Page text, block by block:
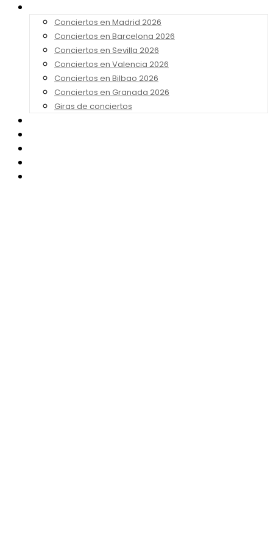
Conciertos en Madrid 2026
Conciertos en Barcelona 2026
Conciertos en Sevilla 2026
Conciertos en Valencia 2026
Conciertos en Bilbao 2026
Conciertos en Granada 2026
Giras de conciertos